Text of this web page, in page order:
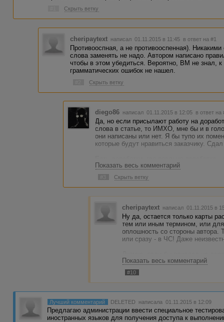
Скрыть ветку
cheripaytext написал 01.11.2015 в 11:45 в ответ на #1
Противооспная, а не противооспенная).
слова заменять не надо. Автором написано
чтобы в этом убедиться. Вероятно, ВМ не знал,
грамматических ошибок не нашел.
Скрыть ветку
diego86 написал 01.11.2015 в 12:05 в ответ на
Да, но если присылают работу на
слова в статье, то ИМХО, мне бы и в
они написаны или нет. Я бы тупо их
которые будут нравиться заказчику.
плебеям было понятно и отправь работу
Показать весь комментарий
Скрыть ветку
cheripaytext написал 01.11.2015 в
Ну да, остается только карты
тем или иным термином, или для
оплошность со стороны автора.
или сразу - в ЧС! Даже
упирался и заменил бы эти
с Вами согласен. Но, видать,
Показать весь комментарий
#10
Лучший комментарий DELETED написала 01.11.2015 в 12:09
Предлагаю администрации ввести специальное
иностранных языков для получения доступа к